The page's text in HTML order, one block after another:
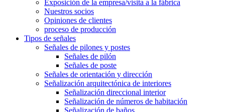
Exposición de la empresa/visita a la fábrica
Nuestros socios
Opiniones de clientes
proceso de producción
Tipos de señales
Señales de pilones y postes
Señales de pilón
Señales de poste
Señales de orientación y dirección
Señalización arquitectónica de interiores
Señalización direccional interior
Señalización de números de habitación
Señalización de baños